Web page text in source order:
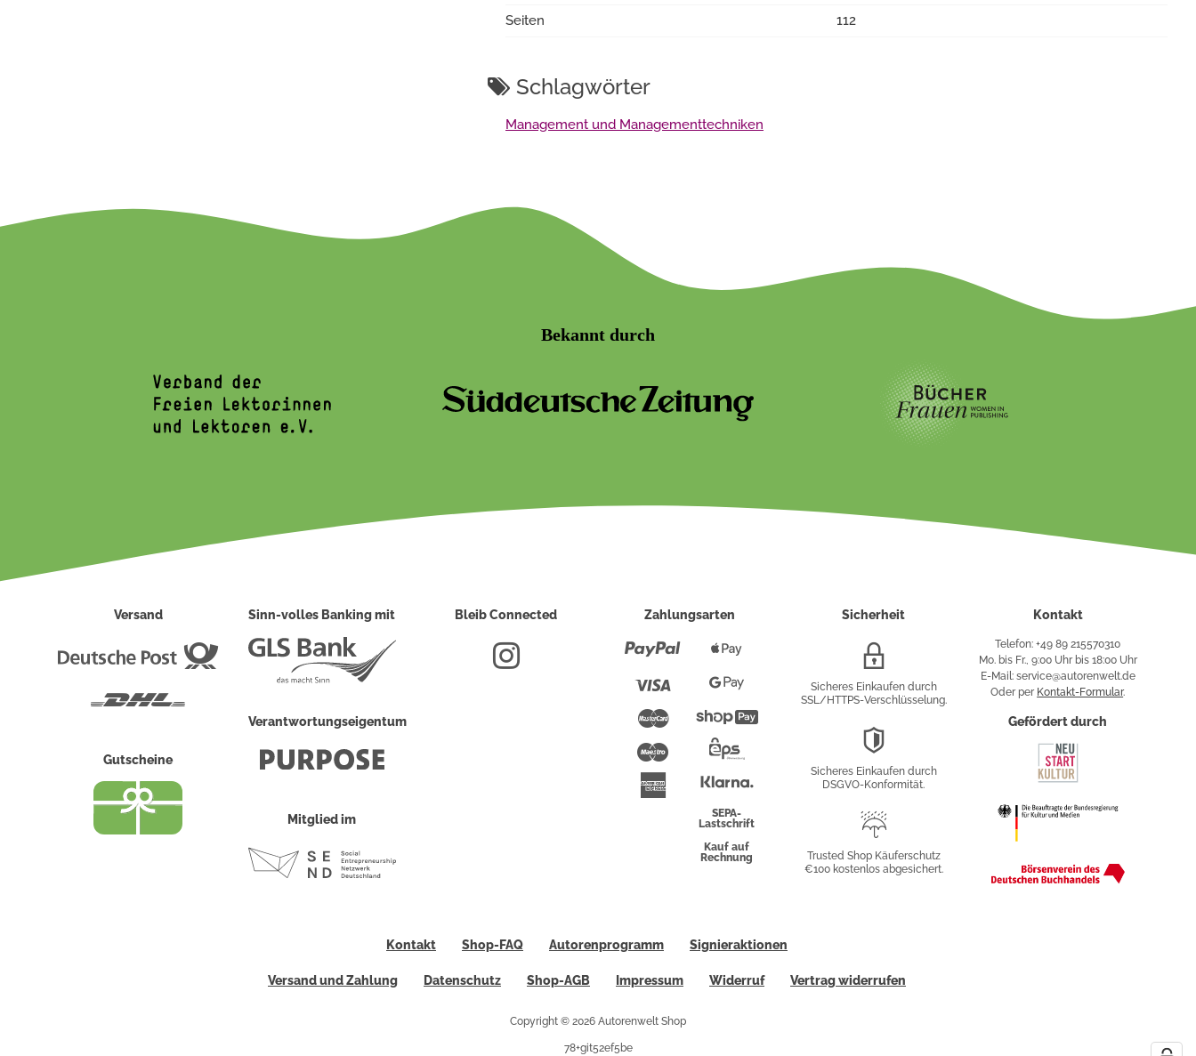
Seiten
112
Schlagwörter
Management und Managementtechniken
Bekannt durch
Versand
Deutsche
Gutscheine
Sinn-volles Banking mit
Verantwortungseigentum
Mitglied im
Bleib Connected Zahlungsarten
Paypal
Mastercard
Maestro
American
Express
Pay
PayShopify
Überweisung
SEPA-
Lastschrift
Kauf auf
Rechnung
Sicherheit
Verschlüsselung
Sicheres Einkaufen durch
SSL/HTTPS-Verschlüsselung.
Sicheres Einkaufen durch
DSGVO-Konformität.
Käuferschutz
Trusted Shop Käuferschutz
€100 kostenlos abgesichert.
Kontakt
Telefon: +49 89 215570310
Mo. bis Fr., 9:00 Uhr bis 18:00 Uhr
E-Mail: service@autorenwelt.de
Oder per Kontakt-Formular.
Gefördert durch
Kontakt Shop-FAQ Autorenprogramm Signieraktionen
Versand und Zahlung Datenschutz Shop-AGB Impressum Widerruf Vertrag widerrufen
Copyright © 2026 Autorenwelt Shop
78+git52ef5be